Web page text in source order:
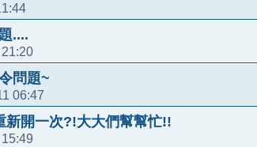
....
問題~
06:47
開一次?!大大們幫幫忙!!